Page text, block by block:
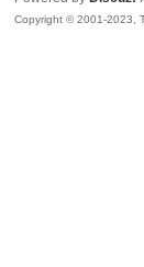
Copyright © 2001-2023,